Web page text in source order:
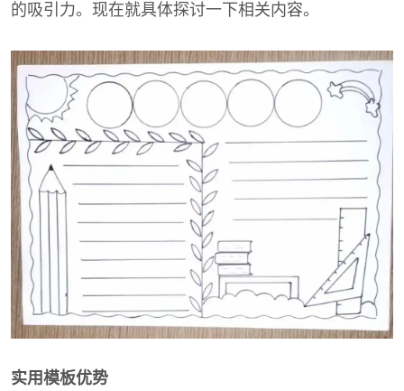
的吸引力。现在就具体探讨一下相关内容。
实用模板优势